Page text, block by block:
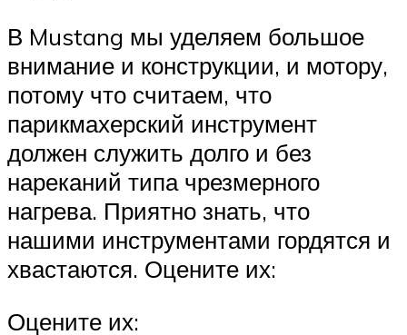
В Mustang мы уделяем большое
внимание и конструкции, и мотору,
потому что считаем, что
парикмахерский инструмент
должен служить долго и без
нареканий типа чрезмерного
нагрева. Приятно знать, что
нашими инструментами гордятся и
хвастаются. Оцените их:
Оцените их: